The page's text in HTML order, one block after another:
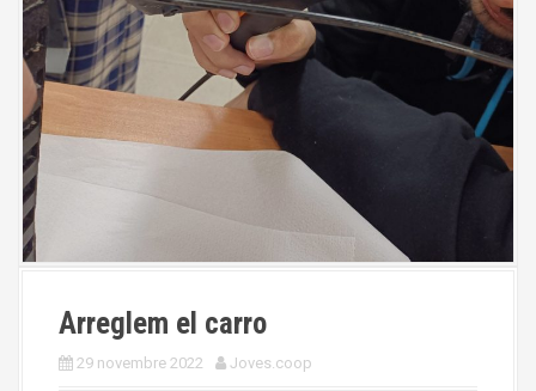
Arreglem el carro
29 novembre 2022 Joves.coop